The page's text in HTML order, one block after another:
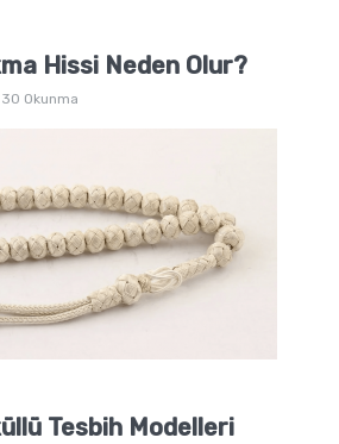
Hissi Neden Olur?
30 Okunma
Tesbih Modelleri